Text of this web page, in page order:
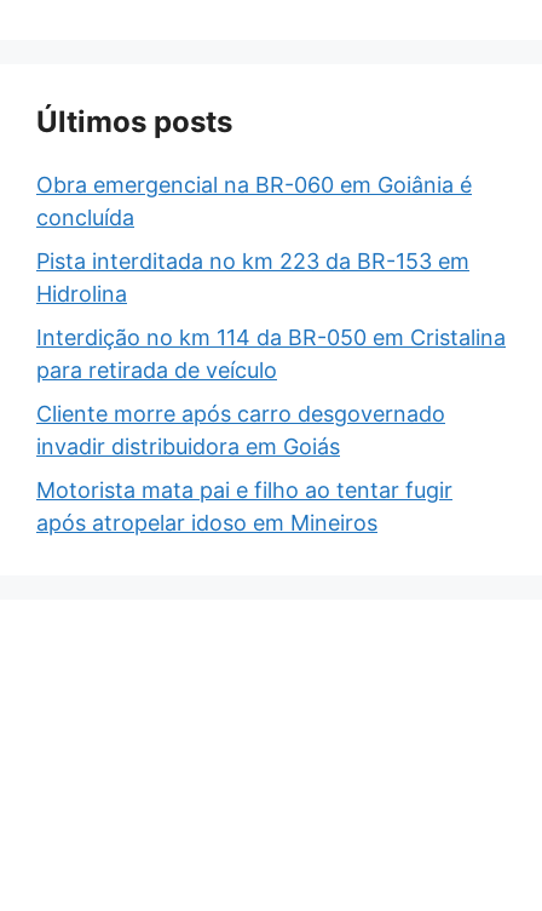
Últimos posts
Obra emergencial na BR-060 em Goiânia é
concluída
Pista interditada no km 223 da BR-153 em
Hidrolina
Interdição no km 114 da BR-050 em Cristalina
para retirada de veículo
Cliente morre após carro desgovernado
invadir distribuidora em Goiás
Motorista mata pai e filho ao tentar fugir
após atropelar idoso em Mineiros